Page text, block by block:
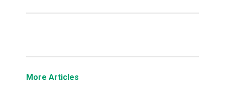
More Articles